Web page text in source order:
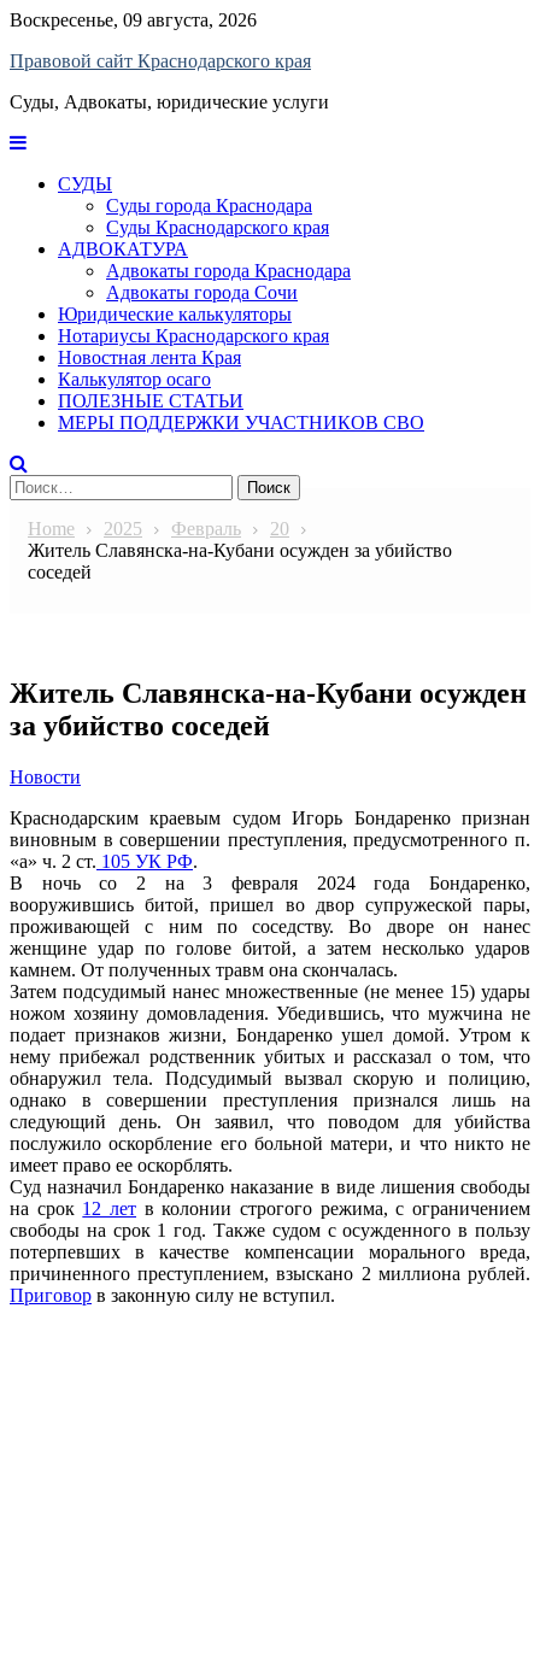
Skip
content
Воскресенье, 09 августа, 2026
Правовой сайт Краснодарского края
Суды, Адвокаты, юридические услуги
СУДЫ
Суды города Краснодара
Суды Краснодарского края
АДВОКАТУРА
Адвокаты города Краснодара
Адвокаты города Сочи
Юридические калькуляторы
Нотариусы Краснодарского края
Новостная лента Края
Калькулятор осаго
ПОЛЕЗНЫЕ СТАТЬИ
МЕРЫ ПОДДЕРЖКИ УЧАСТНИКОВ СВО
Найти:
Home 2025 Февраль
20
Житель Славянска-на-Кубани осужден за убийство
соседей
Житель Славянска-на-Кубани осужден
за убийство соседей
Новости
Краснодарским краевым судом Игорь Бондаренко признан
виновным в совершении преступления, предусмотренного п.
«а» ч. 2 ст. 105 УК РФ.
В ночь со 2 на 3 февраля 2024 года Бондаренко,
вооружившись битой, пришел во двор супружеской пары,
проживающей с ним по соседству. Во дворе он нанес
женщине удар по голове битой, а затем несколько ударов
камнем. От полученных травм она скончалась.
Затем подсудимый нанес множественные (не менее 15) удары
ножом хозяину домовладения. Убедившись, что мужчина не
подает признаков жизни, Бондаренко ушел домой. Утром к
нему прибежал родственник убитых и рассказал о том, что
обнаружил тела. Подсудимый вызвал скорую и полицию,
однако в совершении преступления признался лишь на
следующий день. Он заявил, что поводом для убийства
послужило оскорбление его больной матери, и что никто не
имеет право ее оскорблять.
Суд назначил Бондаренко наказание в виде лишения свободы
на срок 12 лет в колонии строгого режима, с ограничением
свободы на срок 1 год. Также судом с осужденного в пользу
потерпевших в качестве компенсации морального вреда,
причиненного преступлением, взыскано 2 миллиона рублей.
Приговор в законную силу не вступил.